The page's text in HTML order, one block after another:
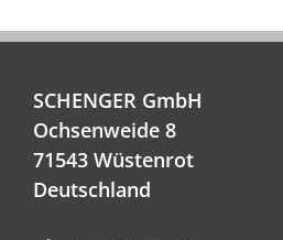
SCHENGER GmbH
Ochsenweide 8
71543 Wüstenrot
Deutschland